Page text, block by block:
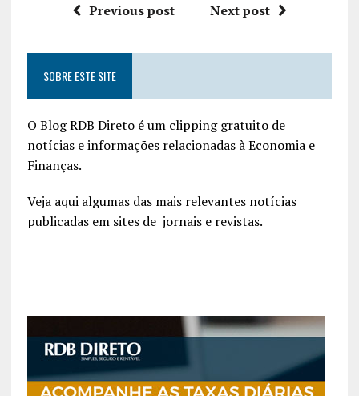
Previous post Next post
SOBRE ESTE SITE
O Blog RDB Direto é um clipping gratuito de
notícias e informações relacionadas à Economia e
Finanças.
Veja aqui algumas das mais relevantes notícias
publicadas em sites de jornais e revistas.